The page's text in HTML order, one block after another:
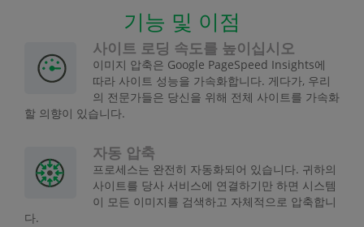
기능 및 이점
사이트 로딩 속도를 높이십시오
이미지 압축은 Google PageSpeed Insights에
따라 사이트 성능을 가속화합니다. 게다가, 우리
의 전문가들은 당신을 위해 전체 사이트를 가속화
할 의향이 있습니다.
자동 압축
프로세스는 완전히 자동화되어 있습니다. 귀하의
사이트를 당사 서비스에 연결하기만 하면 시스템
이 모든 이미지를 검색하고 자체적으로 압축합니
다.